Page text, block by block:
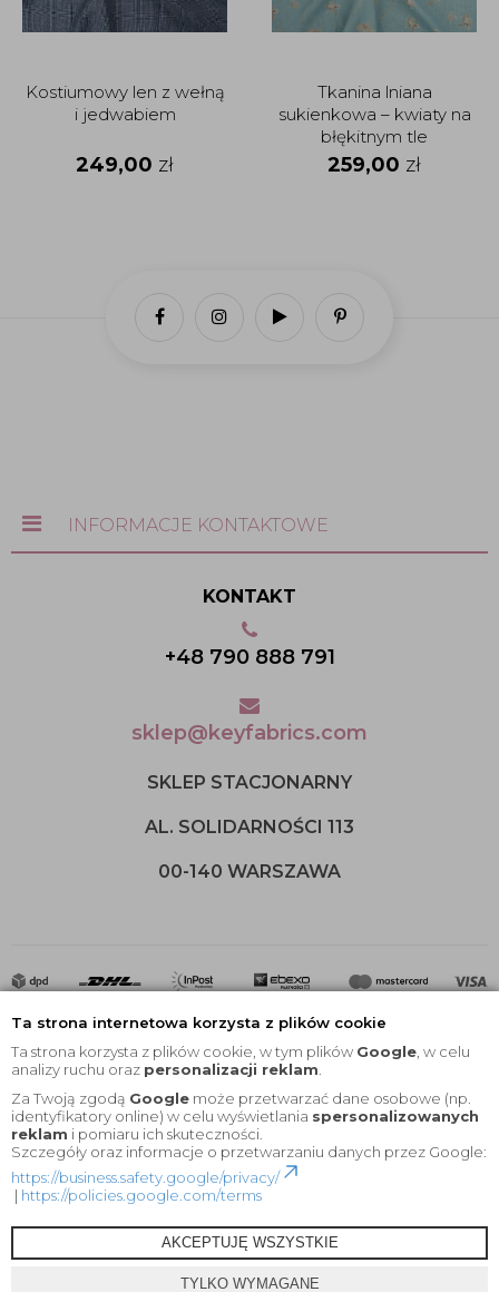
Ta strona internetowa korzysta z plików cookie
Ta strona korzysta z plików cookie, w tym plików Google , w celu
analizy ruchu oraz personalizacji reklam
Za Twoją zgodą Google może przetwarzać dane osobowe (np.
identyfikatory online) w celu wyświetlania spersonalizowanych
reklam i pomiaru ich skuteczności.
Szczegóły oraz informacje o przetwarzaniu danych przez Google:
https://business.safety.google/privacy/
| https://policies.google.com/terms
AKCEPTUJĘ WSZYSTKIE
TYLKO WYMAGANE
Kostiumowy len z wełną
i jedwabiem
249,00 zł
Tkanina lniana
sukienkowa – kwiaty na
błękitnym tle
259,00 zł
INFORMACJE KONTAKTOWE
KONTAKT
+48 790 888 791
sklep@keyfabrics.com
SKLEP STACJONARNY
AL. SOLIDARNOŚCI 113
00-140 WARSZAWA
2020 © Wszelkie Prawa Zastrzeżone |KEYfabrics
Projekt i oprogramowanie sklepu: